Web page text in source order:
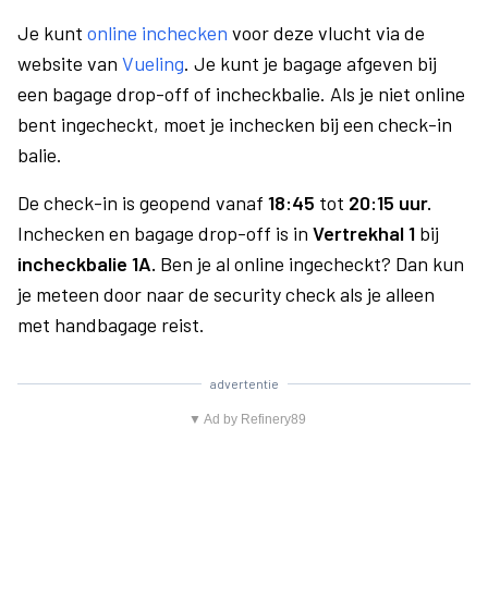
Je kunt online inchecken voor deze vlucht via de
website van Vueling. Je kunt je bagage afgeven bij
een bagage drop-off of incheckbalie. Als je niet online
bent ingecheckt, moet je inchecken bij een check-in
balie.
De check-in is geopend vanaf 18:45 tot 20:15 uur.
Inchecken en bagage drop-off is in Vertrekhal 1 bij
incheckbalie 1A. Ben je al online ingecheckt? Dan kun
je meteen door naar de security check als je alleen
met handbagage reist.
advertentie
▼ Ad by Refinery89